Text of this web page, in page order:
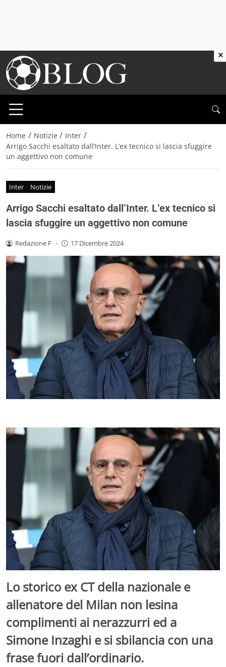
Home / Notizie / Inter /
Arrigo Sacchi esaltato dall’Inter. L’ex tecnico si lascia sfuggire
un aggettivo non comune
Inter Notizie
Arrigo Sacchi esaltato dall’Inter. L’ex tecnico si
lascia sfuggire un aggettivo non comune
Redazione F - 17 Dicembre 2024
Lo storico ex CT della nazionale e
allenatore del Milan non lesina
complimenti ai nerazzurri ed a
Simone Inzaghi e si sbilancia con una
frase fuori dall’ordinario.
×